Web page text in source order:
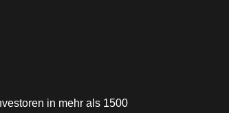
in mehr als 1500